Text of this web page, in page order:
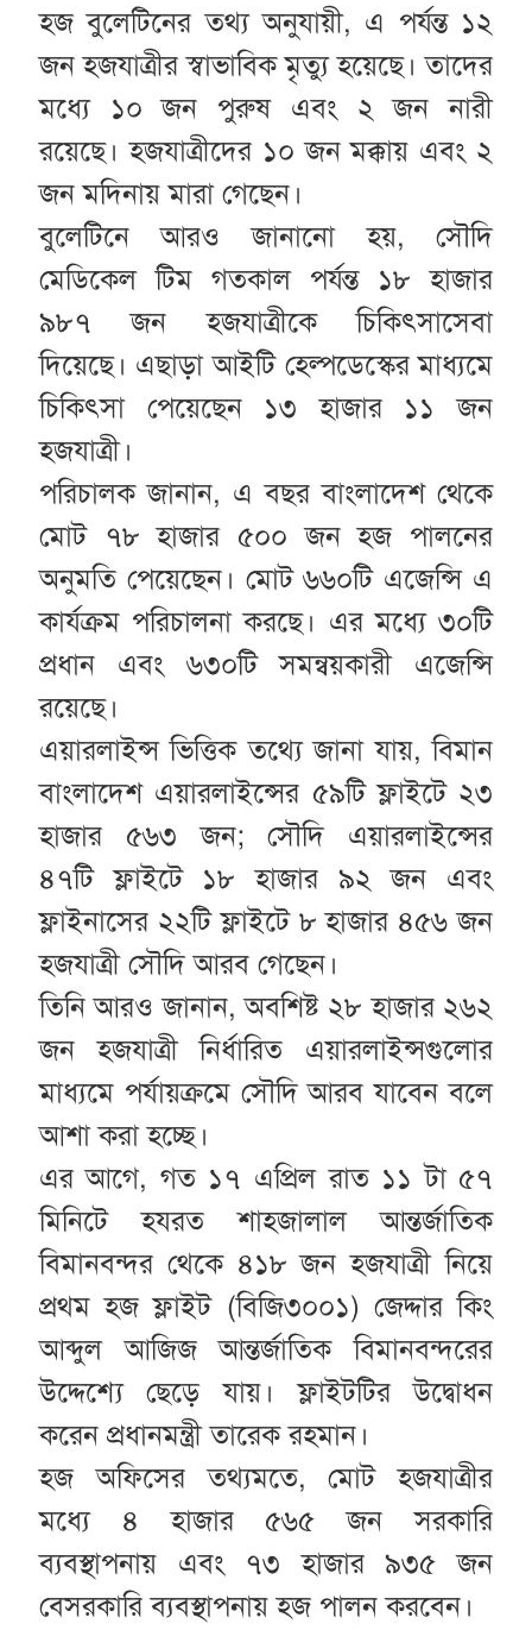
হজ বুলেটিনের তথ্য অনুযায়ী, এ পর্যন্ত ১২
জন হজযাত্রীর স্বাভাবিক মৃত্যু হয়েছে। তাদের
মধ্যে ১০ জন পুরুষ এবং ২ জন নারী
রয়েছে। হজযাত্রীদের ১০ জন মক্কায় এবং ২
জন মদিনায় মারা গেছেন।
বুলেটিনে আরও জানানো হয়, সৌদি
মেডিকেল টিম গতকাল পর্যন্ত ১৮ হাজার
৯৮৭ জন হজযাত্রীকে চিকিৎসাসেবা
দিয়েছে। এছাড়া আইটি হেল্পডেস্কের মাধ্যমে
চিকিৎসা পেয়েছেন ১৩ হাজার ১১ জন
হজযাত্রী।
পরিচালক জানান, এ বছর বাংলাদেশ থেকে
মোট ৭৮ হাজার ৫০০ জন হজ পালনের
অনুমতি পেয়েছেন। মোট ৬৬০টি এজেন্সি এ
কার্যক্রম পরিচালনা করছে। এর মধ্যে ৩০টি
প্রধান এবং ৬৩০টি সমন্বয়কারী এজেন্সি
রয়েছে।
এয়ারলাইন্স ভিত্তিক তথ্যে জানা যায়, বিমান
বাংলাদেশ এয়ারলাইন্সের ৫৯টি ফ্লাইটে ২৩
হাজার ৫৬৩ জন; সৌদি এয়ারলাইন্সের
৪৭টি ফ্লাইটে ১৮ হাজার ৯২ জন এবং
ফ্লাইনাসের ২২টি ফ্লাইটে ৮ হাজার ৪৫৬ জন
হজযাত্রী সৌদি আরব গেছেন।
তিনি আরও জানান, অবশিষ্ট ২৮ হাজার ২৬২
জন হজযাত্রী নির্ধারিত এয়ারলাইন্সগুলোর
মাধ্যমে পর্যায়ক্রমে সৌদি আরব যাবেন বলে
আশা করা হচ্ছে।
এর আগে, গত ১৭ এপ্রিল রাত ১১ টা ৫৭
মিনিটে হযরত শাহজালাল আন্তর্জাতিক
বিমানবন্দর থেকে ৪১৮ জন হজযাত্রী নিয়ে
প্রথম হজ ফ্লাইট (বিজি৩০০১) জেদ্দার কিং
আব্দুল আজিজ আন্তর্জাতিক বিমানবন্দরের
উদ্দেশ্যে ছেড়ে যায়। ফ্লাইটটির উদ্বোধন
করেন প্রধানমন্ত্রী তারেক রহমান।
হজ অফিসের তথ্যমতে, মোট হজযাত্রীর
মধ্যে ৪ হাজার ৫৬৫ জন সরকারি
ব্যবস্থাপনায় এবং ৭৩ হাজার ৯৩৫ জন
বেসরকারি ব্যবস্থাপনায় হজ পালন করবেন।